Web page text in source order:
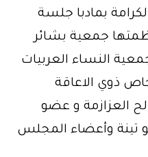
بمادبا جلسة
جمعية بشائر
النساء العربيات
ذوي الاعاقة
العزازمة و عضو
تينة وأعضاء المجلس